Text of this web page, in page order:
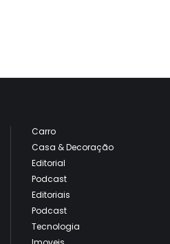
Carro
Casa & Decoração
Editorial
Podcast
Editoriais
Podcast
Tecnologia